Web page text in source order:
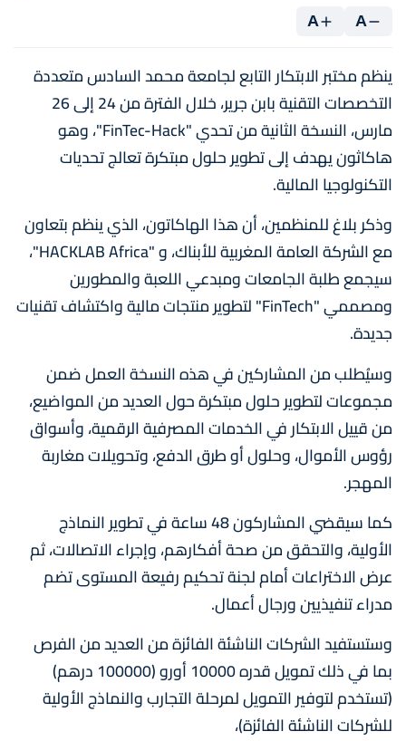
A
A
ينظم مختبر الابتكار التابع لجامعة محمد السادس متعددة
التخصصات التقنية بابن جرير، خلال الفترة من 24 إلى 26
مارس، النسخة الثانية من تحدي "FinTec-Hack"، وهو
هاكاثون يهدف إلى تطوير حلول مبتكرة تعالج تحديات
التكنولوجيا المالية.
وذكر بلاغ للمنظمين، أن هذا الهاكاتون، الذي ينظم بتعاون
مع الشركة العامة المغربية للأبناك، و "HACKLAB Africa"،
سيجمع طلبة الجامعات ومبدعي اللعبة والمطورين
ومصممي "FinTech" لتطوير منتجات مالية واكتشاف تقنيات
جديدة.
وسيُطلب من المشاركين في هذه النسخة العمل ضمن
مجموعات لتطوير حلول مبتكرة حول العديد من المواضيع،
من قييل الابتكار في الخدمات المصرفية الرقمية، وأسواق
رؤوس الأموال، وحلول أو طرق الدفع، وتحويلات مغاربة
المهجر.
كما سيقضي المشاركون 48 ساعة في تطوير النماذج
الأولية، والتحقق من صحة أفكارهم، وإجراء الاتصالات، ثم
عرض الاختراعات أمام لجنة تحكيم رفيعة المستوى تضم
مدراء تنفيذيين ورجال أعمال.
وستستفيد الشركات الناشئة الفائزة من العديد من الفرص
بما في ذلك تمويل قدره 10000 أورو (100000 درهم)
(تستخدم لتوفير التمويل لمرحلة التجارب والنماذج الأولية
للشركات الناشئة الفائزة)،